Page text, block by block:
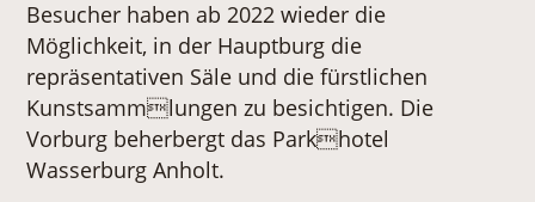
Besucher haben ab 2022 wieder die
Möglichkeit, in der Hauptburg die
repräsentativen Säle und die fürstlichen
Kunstsammlungen zu besichtigen. Die
Vorburg beherbergt das Parkhotel
Wasserburg Anholt.